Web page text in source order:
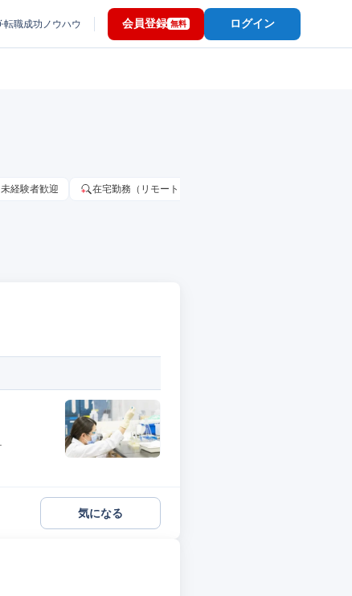
転職成功ノウハウ 会員登録 無料 ログイン
未経験者歓迎 在宅勤務（リモートワーク）OK
気になる